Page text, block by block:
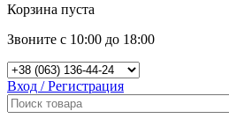
Корзина пуста
Звоните с 10:00 до 18:00
Вход / Регистрация